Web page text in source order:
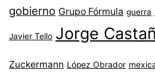
gobierno Grupo Fórmula guerra
Javier Tello Jorge
Zuckermann López Obrador